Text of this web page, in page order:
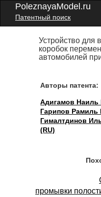
PoleznayaModel.ru
Патентный поиск
Устройство для
коробок
автомобилей
Авторы патента:
Адигамов Наиль
Гарипов Рамиль
Гималтдинов
(RU)
промывки